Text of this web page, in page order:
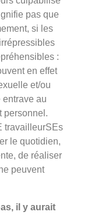
pas que
si les
:
en effet
et/ou
au
personnel.
travailleurSEs
le quotidien,
de réaliser
peuvent
il y aurait